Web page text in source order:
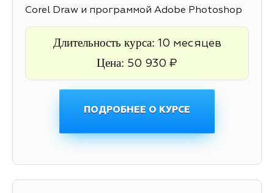
Corel Draw и программой Adobe Photoshop
Длительность курса: 10 месяцев
Цена: 50 930 ₽
ПОДРОБНЕЕ О КУРСЕ